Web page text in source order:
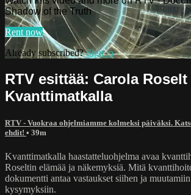
Shadow of the Truth
Rent now
Already subscribed?Sign in
RTV esittää: Carola Roselt
Kvanttimatkalla
RTV - Vuokraa ohjelmiamme kolmeksi päiväksi.
ehdit! • 39m
Kvanttimatkalla haastatteluohjelma avaa
Roseltin elämää ja näkemyksiä. Mitä
dokumentti antaa vastaukset siihen ja
kysymyksiin.